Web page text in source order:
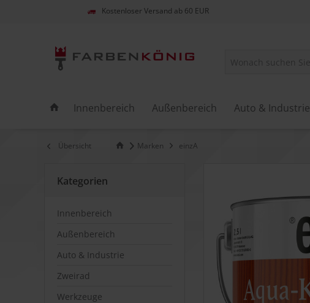
Kostenloser Versand ab 60 EUR
Innenbereich Außenbereich Auto & Industrie
Übersicht Marken einzA
Kategorien
Innenbereich
Außenbereich
Auto & Industrie
Zweirad
Werkzeuge